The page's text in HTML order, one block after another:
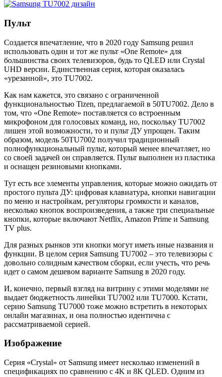
Пульт
Создается впечатление, что в 2020 году Samsung решил
использовать один и тот же пульт «One Remote» для
большинства своих телевизоров, будь то QLED или Crystal
UHD версии. Единственная серия, которая оказалась
«урезанной», это TU7002.
Как нам кажется, это связано с ограниченной
функциональностью Tizen, предлагаемой в 50TU7002. Дело в
том, что «One Remote» поставляется со встроенным
микрофоном для голосовых команд, но, поскольку TU7002
лишен этой возможности, то и пульт ДУ упрощен. Таким
образом, модель 50TU7002 получил традиционный
полнофункциональный пульт, который менее впечатляет, но
со своей задачей он справляется. Пульт выполнен из пластика
и оснащен резиновыми кнопками.
Тут есть все элементы управления, которые можно ожидать от
простого пульта ДУ: цифровая клавиатура, кнопки навигации
по меню и настройкам, регуляторы громкости и каналов,
несколько кнопок воспроизведения, а также три специальные
кнопки, которые включают Netflix, Amazon Prime и Samsung
TV plus.
Для разных рынков эти кнопки могут иметь иные названия и
функции. В целом серия Samsung TU7002 – это телевизоры с
довольно солидным качеством сборки, если учесть, что речь
идет о самом дешевом варианте Samsung в 2020 году.
И, конечно, первый взгляд на витрину с этими моделями не
выдает бюджетность линейки TU7002 или TU7000. Кстати,
серию Samsung TU7000 тоже можно встретить в некоторых
онлайн магазинах, и она полностью идентична с
рассматриваемой серией.
Изображение
Серия «Crystal» от Samsung имеет несколько изменений в
спецификациях по сравнению с 4K и 8K QLED. Одним из